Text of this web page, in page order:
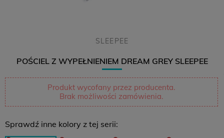
SLEEPEE
POŚCIEL Z WYPEŁNIENIEM DREAM GREY SLEEPEE
Produkt wycofany przez producenta.
Brak możliwości zamówienia.
Sprawdź inne kolory z tej serii: